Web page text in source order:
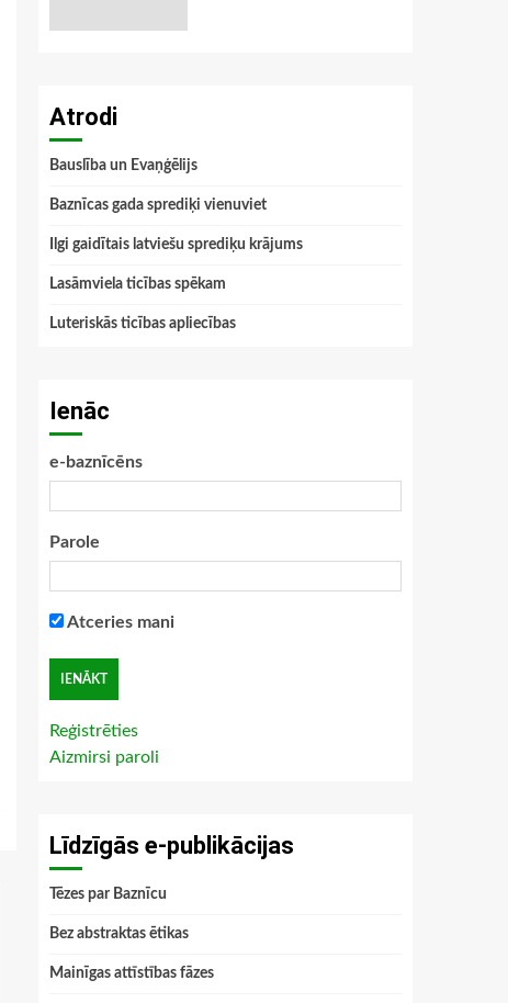
Atrodi
Bauslība un Evaņģēlijs
Baznīcas gada sprediķi vienuviet
Ilgi gaidītais latviešu sprediķu krājums
Lasāmviela ticības spēkam
Luteriskās ticības apliecības
Ienāc
e-baznīcēns
Parole
Atceries mani
Reģistrēties
Aizmirsi paroli
Līdzīgās e-publikācijas
Tēzes par Baznīcu
Bez abstraktas ētikas
Mainīgas attīstības fāzes